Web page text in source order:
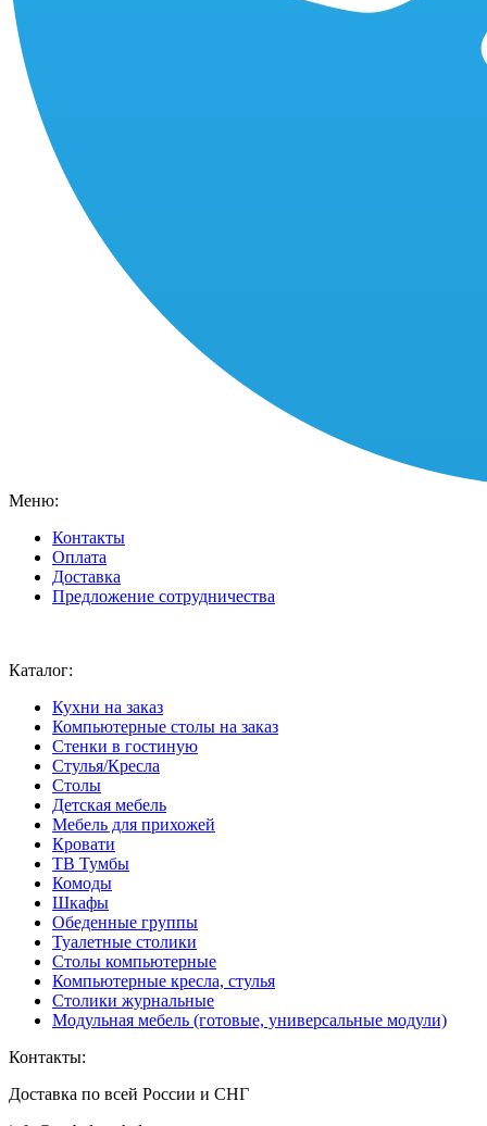
Меню:
Контакты
Оплата
Доставка
Предложение сотрудничества
Каталог:
Кухни на заказ
Компьютерные столы на заказ
Стенки в гостиную
Стулья/Кресла
Столы
Детская мебель
Мебель для прихожей
Кровати
ТВ Тумбы
Комоды
Шкафы
Обеденные группы
Туалетные столики
Столы компьютерные
Компьютерные кресла, стулья
Столики журнальные
Модульная мебель (готовые, универсальные модули)
Контакты:
Доставка по всей России и СНГ